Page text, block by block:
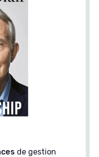
de gestion